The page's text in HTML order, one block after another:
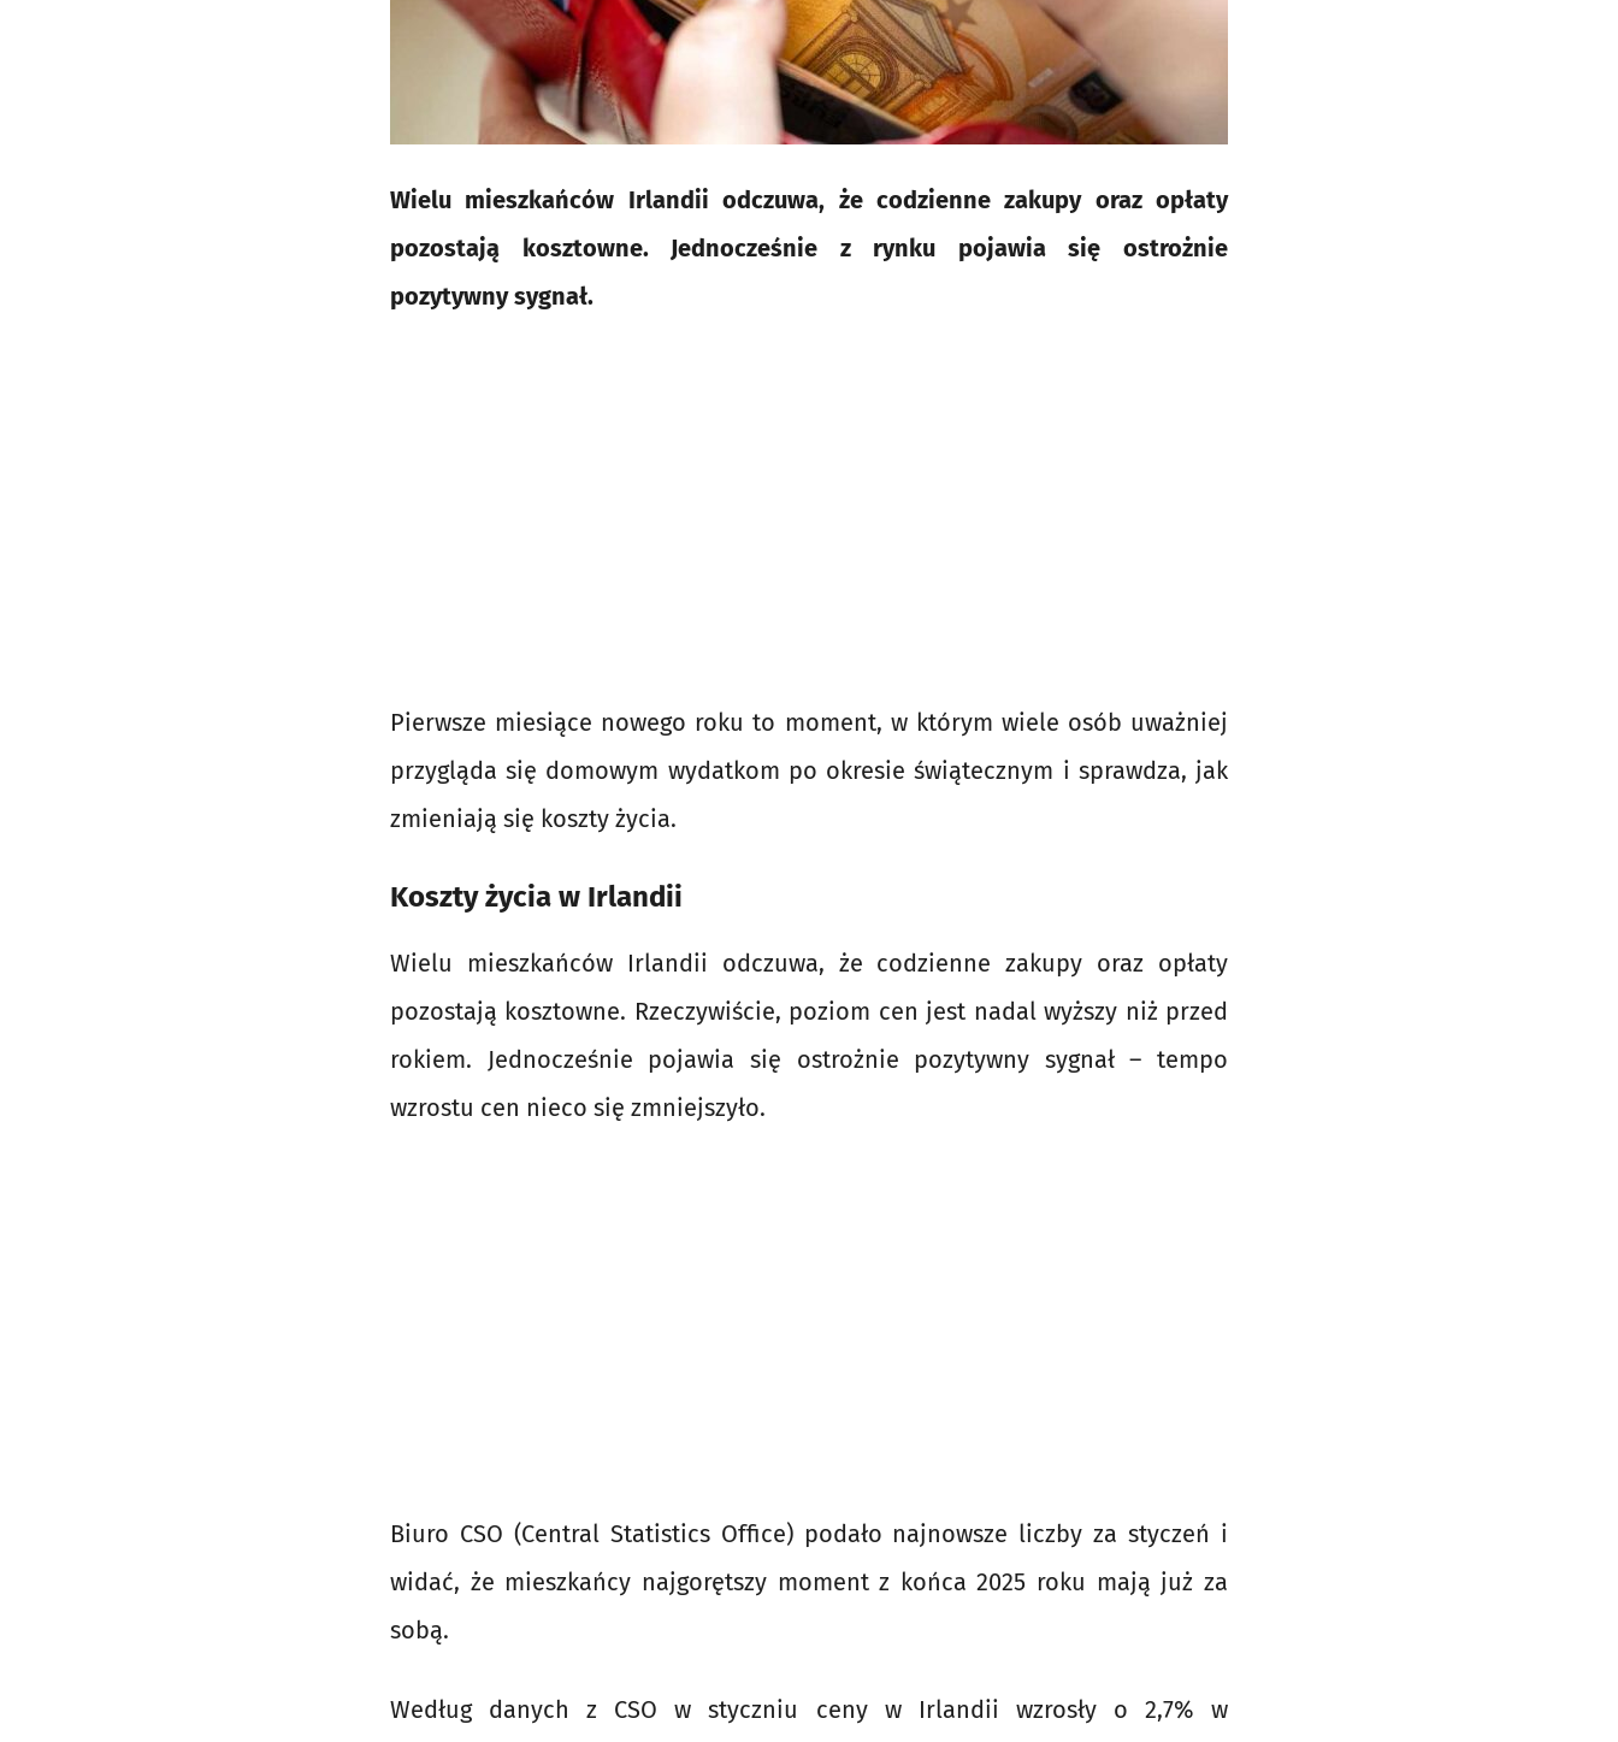
Wielu mieszkańców Irlandii odczuwa, że codzienne zakupy oraz opłaty
pozostają kosztowne. Jednocześnie z rynku pojawia się ostrożnie
pozytywny sygnał.
Pierwsze miesiące nowego roku to moment, w którym wiele osób uważniej
przygląda się domowym wydatkom po okresie świątecznym i sprawdza, jak
zmieniają się koszty życia.
Koszty życia w Irlandii
Wielu mieszkańców Irlandii odczuwa, że codzienne zakupy oraz opłaty
pozostają kosztowne. Rzeczywiście, poziom cen jest nadal wyższy niż przed
rokiem. Jednocześnie pojawia się ostrożnie pozytywny sygnał – tempo
wzrostu cen nieco się zmniejszyło.
Biuro CSO (Central Statistics Office) podało najnowsze liczby za styczeń i
widać, że mieszkańcy najgorętszy moment z końca 2025 roku mają już za
sobą.
Według danych z CSO w styczniu ceny w Irlandii wzrosły o 2,7% w